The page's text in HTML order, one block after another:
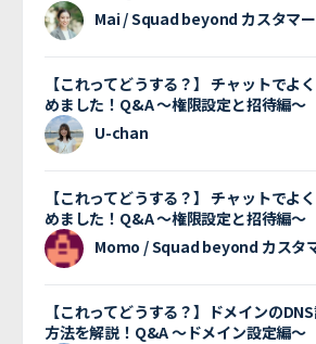
Mai / Squad beyond カスタマ
【これってどうする？】 チャットでよ
めました！Q&A 〜権限設定と招待編〜
U-chan
【これってどうする？】 チャットでよ
めました！Q&A 〜権限設定と招待編〜
Momo / Squad beyond カスタ
【これってどうする？】ドメインの
方法を解説！Q&A 〜ドメイン設定編〜